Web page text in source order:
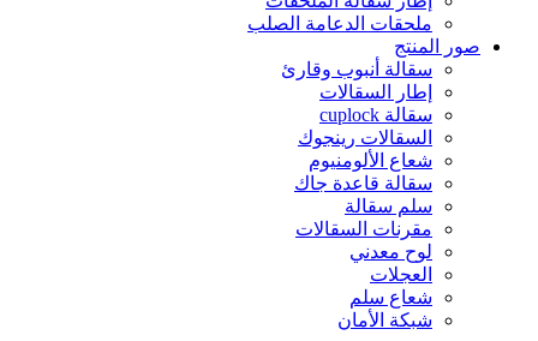
ملحقات الدعامة الصلب
صور المنتج
سقالة أنبوب وقارئ
إطار السقالات
سقالة cuplock
السقالات رينجوك
شعاع الألومنيوم
سقالة قاعدة جاك
سلم سقالة
مقرنات السقالات
لوح معدني
العجلات
شعاع سلم
شبكة الأمان